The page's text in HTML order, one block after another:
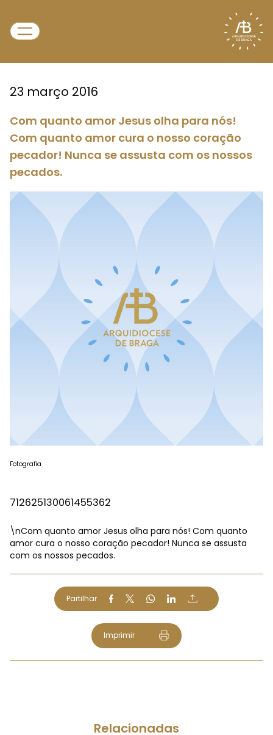
23 março 2016
Com quanto amor Jesus olha para nós!
Com quanto amor cura o nosso coração
pecador! Nunca se assusta com os nossos
pecados.
Fotografia
712625130061455362
\nCom quanto amor Jesus olha para nós! Com quanto
amor cura o nosso coração pecador! Nunca se assusta
com os nossos pecados.
Partilhar
Imprimir
Relacionadas